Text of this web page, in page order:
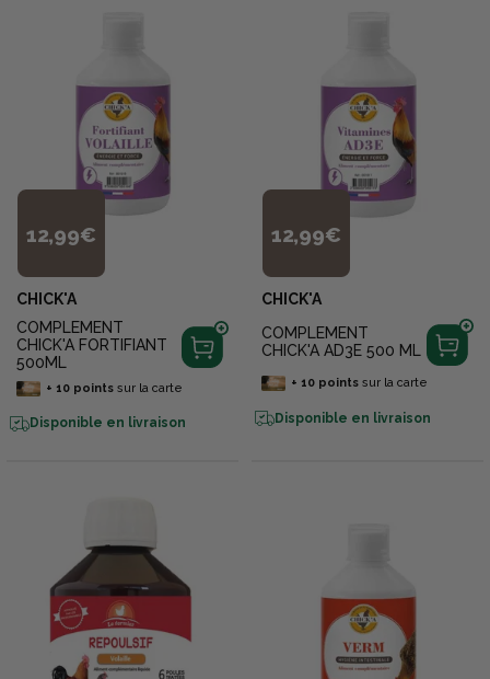
12,99€
CHICK'A
COMPLEMENT
CHICK'A FORTIFIANT
500ML
+ 10pointssur la carte
Disponible en livraison
12,99€
CHICK'A
COMPLEMENT
CHICK'A AD3E 500 ML
+ 10pointssur la carte
Disponible en livraison